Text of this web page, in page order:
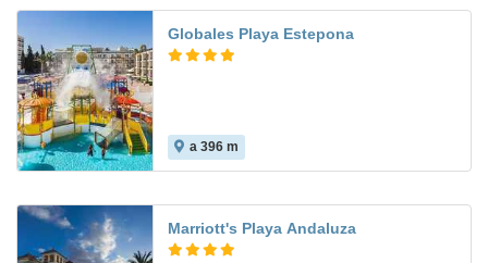
Globales Playa Estepona
a 396 m
Marriott's Playa Andaluza